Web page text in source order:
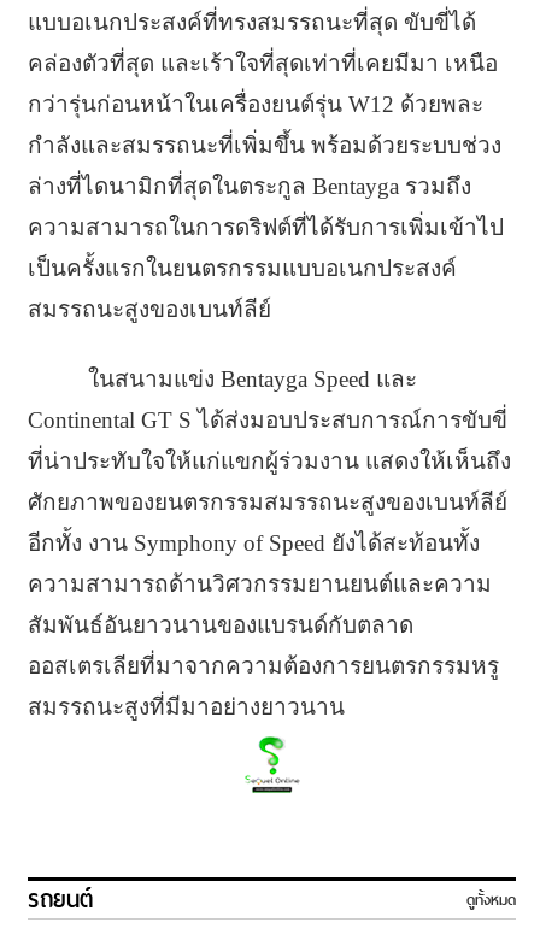
แบบอเนกประสงค์ที่ทรงสมรรถนะที่สุด ขับขี่ได้
คล่องตัวที่สุด และเร้าใจที่สุดเท่าที่เคยมีมา เหนือ
กว่ารุ่นก่อนหน้าในเครื่องยนต์รุ่น W12 ด้วยพละ
กำลังและสมรรถนะที่เพิ่มขึ้น พร้อมด้วยระบบช่วง
ล่างที่ไดนามิกที่สุดในตระกูล Bentayga รวมถึง
ความสามารถในการดริฟต์ที่ได้รับการเพิ่มเข้าไป
เป็นครั้งแรกในยนตรกรรมแบบอเนกประสงค์
สมรรถนะสูงของเบนท์ลีย์
ในสนามแข่ง Bentayga Speed และ
Continental GT S ได้ส่งมอบประสบการณ์การขับขี่
ที่น่าประทับใจให้แก่แขกผู้ร่วมงาน แสดงให้เห็นถึง
ศักยภาพของยนตรกรรมสมรรถนะสูงของเบนท์ลีย์
อีกทั้ง งาน Symphony of Speed ยังได้สะท้อนทั้ง
ความสามารถด้านวิศวกรรมยานยนต์และความ
สัมพันธ์อันยาวนานของแบรนด์กับตลาด
ออสเตรเลียที่มาจากความต้องการยนตรกรรมหรู
สมรรถนะสูงที่มีมาอย่างยาวนาน
รถยนต์ ดูทั้งหมด